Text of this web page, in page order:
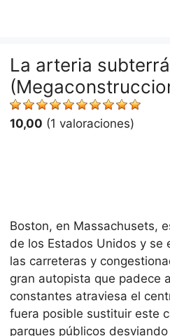
La arteria
10,00 (1 valoraciones)
Boston, en Massachusets,
de los Estados Unidos y se
las carreteras y
gran autopista que padece
constantes atraviesa el
fuera posible sustituir este
parques públicos